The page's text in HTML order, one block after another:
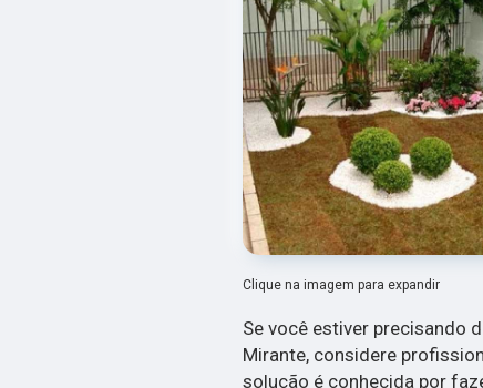
Clique na imagem para expandir
Se você estiver precisando
Mirante, considere
solução é conhecida por